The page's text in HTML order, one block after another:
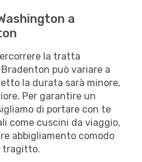
a
la tratta
può variare a
la durata sarà minore,
Per garantire un
di portare con te
come cuscini da viaggio,
abbigliamento comodo
tragitto.